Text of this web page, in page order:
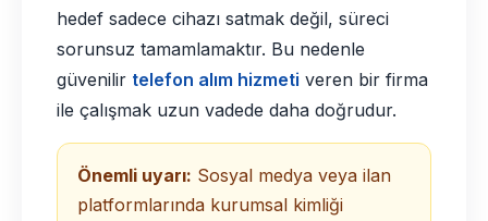
hedef sadece cihazı satmak değil, süreci
sorunsuz tamamlamaktır. Bu nedenle
güvenilir telefon alım hizmeti veren bir firma
ile çalışmak uzun vadede daha doğrudur.
Önemli uyarı: Sosyal medya veya ilan
platformlarında kurumsal kimliği